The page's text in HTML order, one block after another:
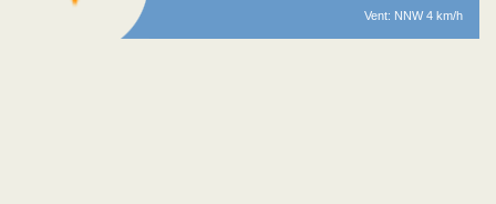
Vent: NNW 4 km/h